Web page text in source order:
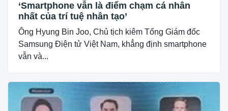
‘Smartphone vẫn là điểm chạm cá nhân
nhất của trí tuệ nhân tạo’
Ông Hyung Bin Joo, Chủ tịch kiêm Tổng Giám đốc
Samsung Điện tử Việt Nam, khẳng định smartphone
vẫn và...